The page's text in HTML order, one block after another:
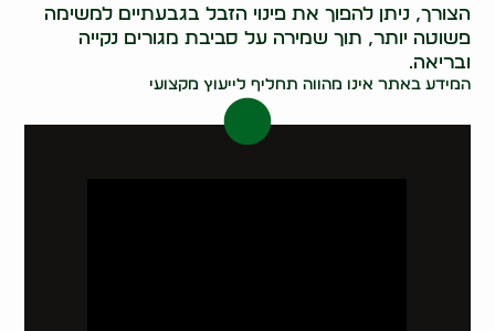
הצורך, ניתן להפוך את פינוי הזבל בגבעתיים למשימה
פשוטה יותר, תוך שמירה על סביבת מגורים נקייה
ובריאה.
המידע באתר אינו מהווה תחליף לייעוץ מקצועי